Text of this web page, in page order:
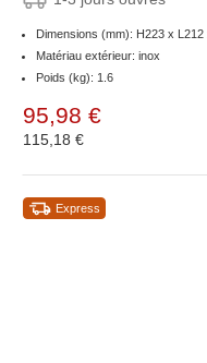
Dimensions (mm): H223 x L212
Matériau extérieur: inox
Poids (kg): 1.6
95,98 €
115,18 €
Express